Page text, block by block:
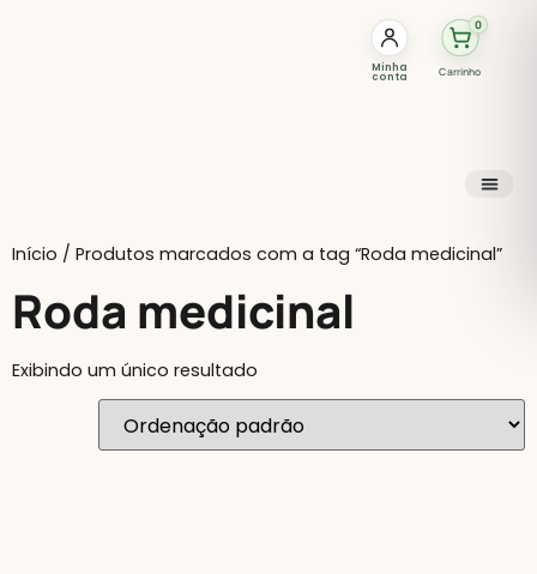
Minha
conta Carrinho
0
Início / Produtos marcados com a tag “Roda medicinal”
Roda medicinal
Exibindo um único resultado